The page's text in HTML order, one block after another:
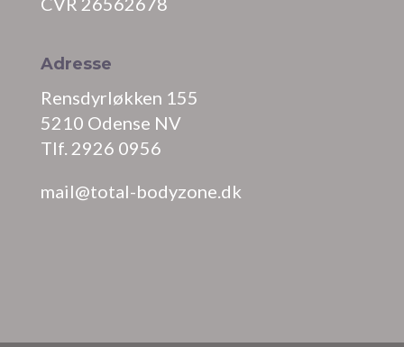
Adresse
Rensdyrløkken 155
5210 Odense NV
Tlf. 2926 0956
mail@total-bodyzone.dk